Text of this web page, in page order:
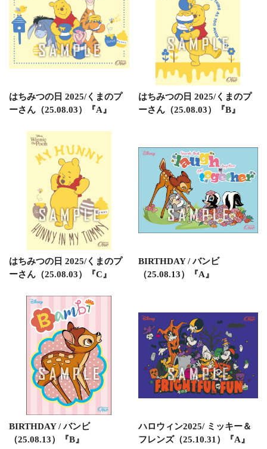
はちみつの日 2025/くまのプ
ーさん（25.08.03）『A』
はちみつの日 2025/くまのプ
ーさん（25.08.03）『B』
はちみつの日 2025/くまのプ
ーさん（25.08.03）『C』
BIRTHDAY / バンビ
（25.08.13）『A』
BIRTHDAY / バンビ
（25.08.13）『B』
ハロウィン2025/ ミッキー＆
フレンズ（25.10.31）『A』